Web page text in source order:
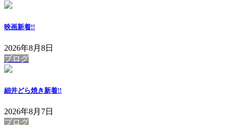
映画新着!!
2026年8月8日
ブログ
細井どら焼き新着!!
2026年8月7日
ブログ